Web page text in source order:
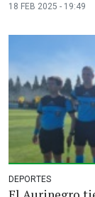
18 FEB 2025 - 19:49
DEPORTES